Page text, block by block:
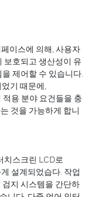
이스에 의해, 사용자
보호되고 생산성이 유
제어할 수 있습니다.
기 때문에,
용 분야 요건들을 충
것을 가능하게 합니
치스크린 LCD로
설계되었습다. 작업
지 시스템을 간단하